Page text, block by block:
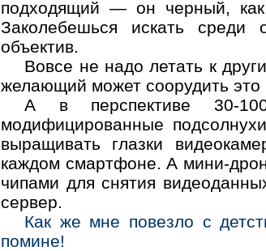
подходящий — он черный,
Заколебешься искать среди
объектив.
Вовсе не надо летать к
желающий может соорудить это
А в перспективе 30-
модифицированные
выращивать глазки
каждом смартфоне. А мини-
чипами для снятия
сервер.
Как же мне повезло с
помине!